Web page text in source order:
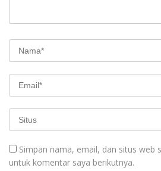
Simpan nama, email, dan situs web
untuk komentar saya berikutnya.